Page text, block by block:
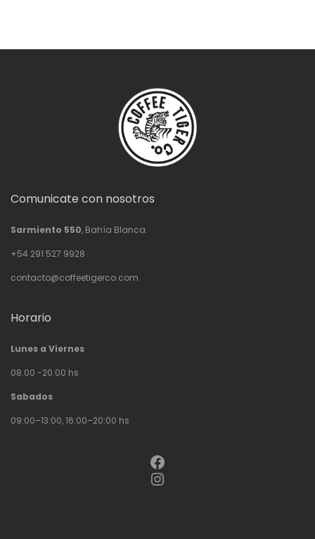
Comunicate con nosotros
Sarmiento 550, Bahía Blanca.
+54 291 527 9928
contacto@coffeetigerco.com
Horario
Lunes a Viernes
08.00 -20.00 hs
Sabados
09:00–13:00, 16:00–20:00 hs
Facebook
Instagram